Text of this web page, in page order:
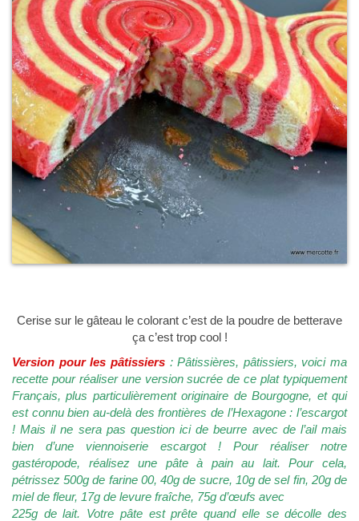
Cerise sur le gâteau le colorant c’est de la poudre de betterave
ça c’est trop cool !
Version pour les pâtissiers: Pâtissières, pâtissiers, voici ma
recette pour réaliser une version sucrée de ce plat typiquement
Français, plus particulièrement originaire de Bourgogne, et qui
est connu bien au-delà des frontières de l’Hexagone : l’escargot
! Mais il ne sera pas question ici de beurre avec de l’ail mais
bien d’une viennoiserie escargot ! Pour réaliser notre
gastéropode, réalisez une pâte à pain au lait. Pour cela,
pétrissez 500g de farine 00, 40g de sucre, 10g de sel fin, 20g de
miel de fleur, 17g de levure fraîche, 75g d’œufs avec
225g de lait. Votre pâte est prête quand elle se décolle des